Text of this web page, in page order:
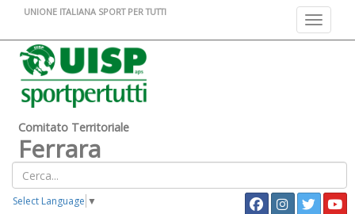
Toggle
UNIONE ITALIANA SPORT PER TUTTI
Comitato Territoriale
Ferrara
Select Language ▼